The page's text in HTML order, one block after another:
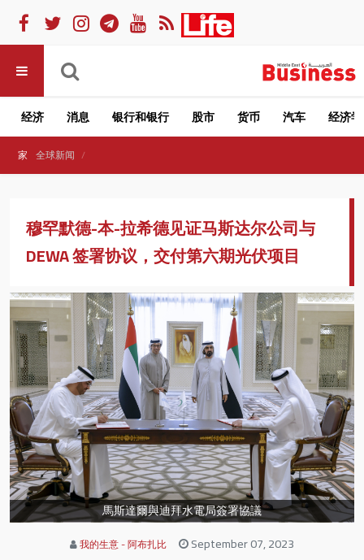
经济 消息 银行和银行 股市 货币 汽车 经济
家 全球新闻
穆罕默德-本-拉希德见证马斯达尔公司与
DEWA 签署协议，交付第六期光伏项目
馬斯達爾與迪拜水電局簽署協議
我的生意 - 阿布扎比 September 07, 2023